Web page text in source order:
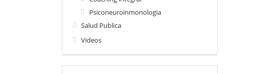
Psiconeuroinmonologia
Salud Publica
Videos